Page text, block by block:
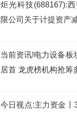
炬光科技(688167):
限公司关于计提资产
当前资讯!电力设备板
居首 龙虎榜机构抢筹
今日视点:主力资金丨